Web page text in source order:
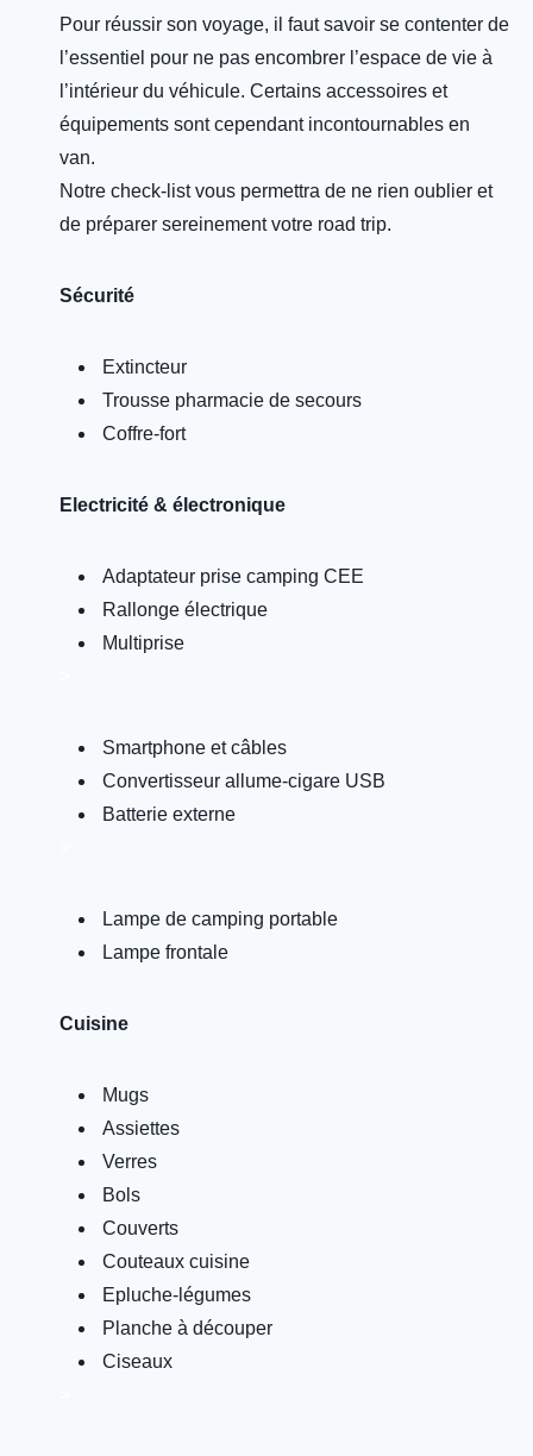
Pour réussir son voyage, il faut savoir se contenter de
l’essentiel pour ne pas encombrer l’espace de vie à
l’intérieur du véhicule. Certains accessoires et
équipements sont cependant incontournables en
van.
Notre check-list vous permettra de ne rien oublier et
de préparer sereinement votre road trip.
Sécurité
Extincteur
Trousse pharmacie de secours
Coffre-fort
Electricité & électronique
Adaptateur prise camping CEE
Rallonge électrique
Multiprise
Smartphone et câbles
Convertisseur allume-cigare USB
Batterie externe
Lampe de camping portable
Lampe frontale
Cuisine
Mugs
Assiettes
Verres
Bols
Couverts
Couteaux cuisine
Epluche-légumes
Planche à découper
Ciseaux